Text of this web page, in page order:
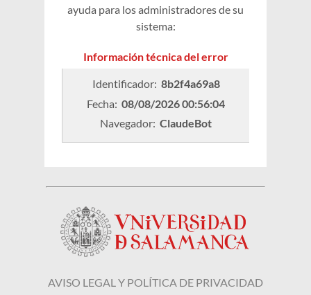
ayuda para los administradores de su
sistema:
Información técnica del error
Identificador: 8b2f4a69a8
Fecha: 08/08/2026 00:56:04
Navegador: ClaudeBot
AVISO LEGAL Y POLÍTICA DE PRIVACIDAD